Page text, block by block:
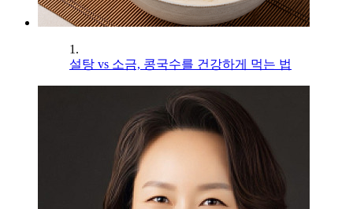
1.
설탕 vs 소금, 콩국수를 건강하게 먹는 법